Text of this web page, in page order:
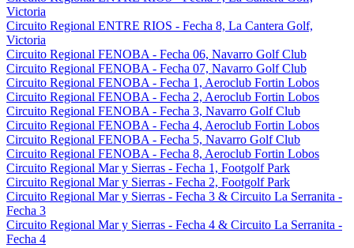
Victoria
Circuito Regional ENTRE RIOS - Fecha 8, La Cantera Golf,
Victoria
Circuito Regional FENOBA - Fecha 06, Navarro Golf Club
Circuito Regional FENOBA - Fecha 07, Navarro Golf Club
Circuito Regional FENOBA - Fecha 1, Aeroclub Fortin Lobos
Circuito Regional FENOBA - Fecha 2, Aeroclub Fortin Lobos
Circuito Regional FENOBA - Fecha 3, Navarro Golf Club
Circuito Regional FENOBA - Fecha 4, Aeroclub Fortin Lobos
Circuito Regional FENOBA - Fecha 5, Navarro Golf Club
Circuito Regional FENOBA - Fecha 8, Aeroclub Fortin Lobos
Circuito Regional Mar y Sierras - Fecha 1, Footgolf Park
Circuito Regional Mar y Sierras - Fecha 2, Footgolf Park
Circuito Regional Mar y Sierras - Fecha 3 & Circuito La Serranita -
Fecha 3
Circuito Regional Mar y Sierras - Fecha 4 & Circuito La Serranita -
Fecha 4